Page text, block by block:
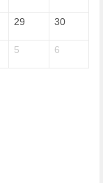
29 30
5 6